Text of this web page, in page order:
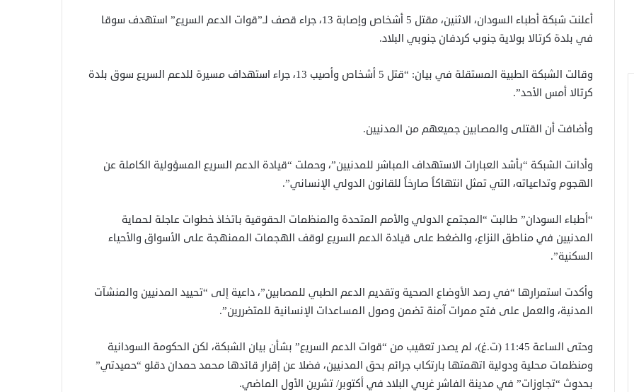
أعلنت شبكة أطباء السودان، الاثنين، مقتل 5 أشخاص وإصابة 13، جراء قصف لـ”قوات الدعم السريع” استهدف سوقا
في بلدة كرتالا بولاية جنوب كردفان جنوبي البلاد.
وقالت الشبكة الطبية المستقلة في بيان: “قتل 5 أشخاص وأصيب 13، جراء استهداف مسيرة للدعم السريع سوق بلدة
كرتالا أمس الأحد”.
وأضافت أن القتلى والمصابين جميعهم من المدنيين.
وأدانت الشبكة “بأشد العبارات الاستهداف المباشر للمدنيين”، وحملت “قيادة الدعم السريع المسؤولية الكاملة عن
الهجوم وتداعياته، التي تمثل انتهاكاً صارخاً للقانون الدولي الإنساني”.
“أطباء السودان” طالبت “المجتمع الدولي والأمم المتحدة والمنظمات الحقوقية باتخاذ خطوات عاجلة لحماية
المدنيين في مناطق النزاع، والضغط على قيادة الدعم السريع لوقف الهجمات الممنهجة على الأسواق والأحياء
السكنية”.
وأكدت استمرارها “في رصد الأوضاع الصحية وتقديم الدعم الطبي للمصابين”، داعية إلى “تحييد المدنيين والمنشآت
المدنية، والعمل على فتح ممرات آمنة تضمن وصول المساعدات الإنسانية للمتضررين”.
وحتى الساعة 11:45 (ت.غ)، لم يصدر تعقيب من “قوات الدعم السريع” بشأن بيان الشبكة، لكن الحكومة السودانية
ومنظمات محلية ودولية اتهمتها بارتكاب جرائم بحق المدنيين، فضلا عن إقرار قائدها محمد حمدان دقلو “حميدتي”
بحدوث “تجاوزات” في مدينة الفاشر غربي البلاد في أكتوبر/ تشرين الأول الماضي.